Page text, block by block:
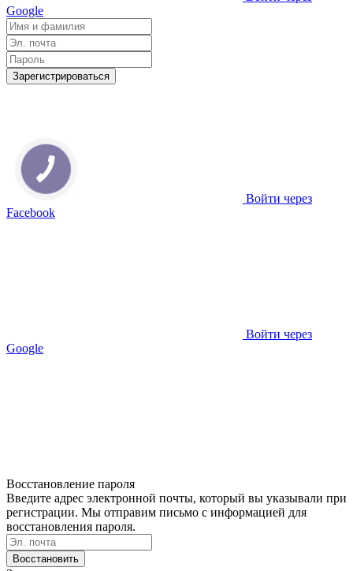
Google
Зарегистрироваться
Войти через
Facebook
Войти через
Google
Восстановление пароля
Введите адрес электронной почты, который вы указывали при
регистрации. Мы отправим письмо с информацией для
восстановления пароля.
Восстановить